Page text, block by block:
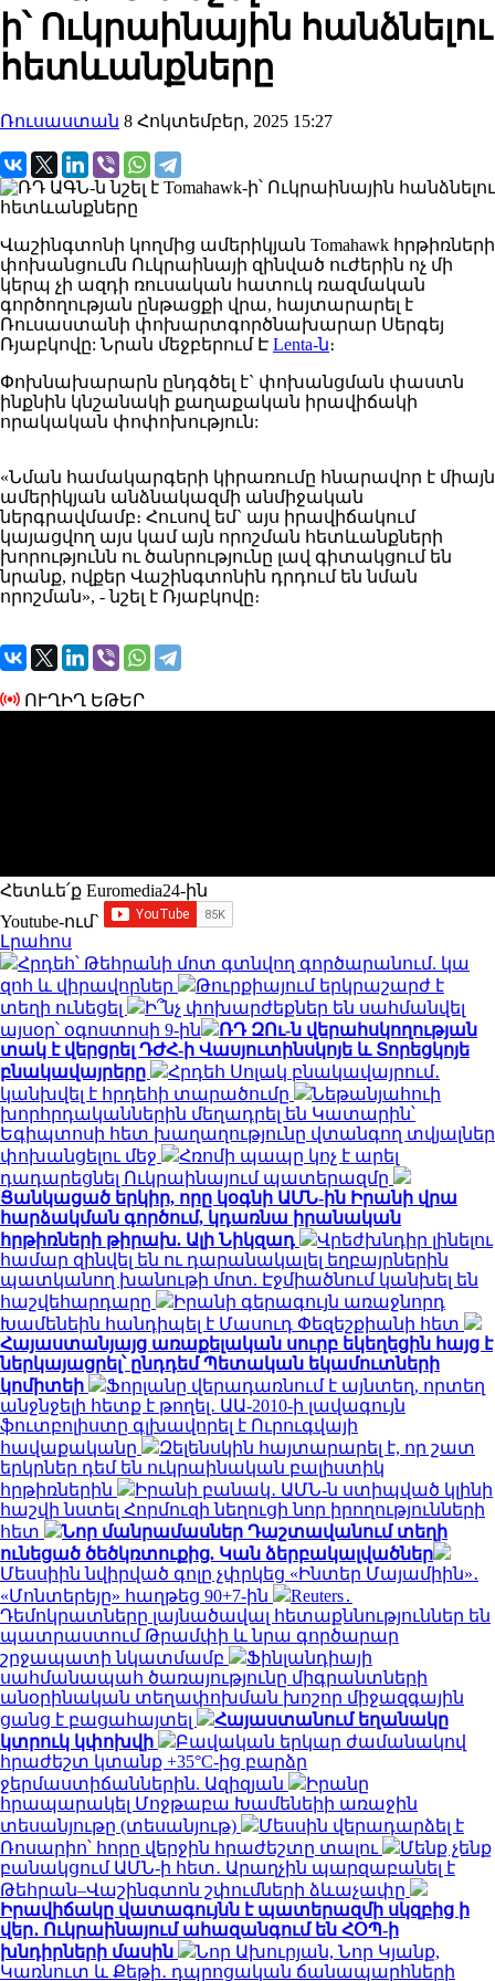
ի՝ Ուկրաինային հանձնելու
հետևանքները
Ռուսաստան 8 Հոկտեմբեր, 2025 15:27
Վաշինգտոնի կողմից ամերիկյան Tomahawk հրթիռների
փոխանցումն Ուկրաինայի զինված ուժերին ոչ մի
կերպ չի ազդի ռուսական հատուկ ռազմական
գործողության ընթացքի վրա, հայտարարել է
Ռուսաստանի փոխարտգործնախարար Սերգեյ
Ռյաբկովը: Նրան մեջբերում Է Lenta-ն։
Փոխնախարարն ընդգծել է` փոխանցման փաստն
ինքնին կնշանակի քաղաքական իրավիճակի
որակական փոփոխություն:
«Նման համակարգերի կիրառումը հնարավոր է միայն
ամերիկյան անձնակազմի անմիջական
ներգրավմամբ։ Հուսով եմ` այս իրավիճակում
կայացվող այս կամ այն որոշման հետևանքների
խորությունն ու ծանրությունը լավ գիտակցում են
նրանք, ովքեր Վաշինգտոնին դրդում են նման
որոշման», - նշել է Ռյաբկովը։
ՈՒՂԻՂ ԵԹԵՐ
Հետևե՛ք Euromedia24-ին
Youtube-ում`
Լրահոս
Հրդեհ՝ Թեհրանի մոտ գտնվող գործարանում. կա
զոհ և վիրավորներ
Թուրքիայում երկրաշարժ է
տեղի ունեցել
Ի՞նչ փոխարժեքներ են սահմանվել
այսօր՝ օգոստոսի 9-ին
ՌԴ ԶՈւ-ն վերահսկողության
տակ է վերցրել ԴԺՀ-ի Վասյուտինսկոյե և Տորեցկոյե
բնակավայրերը
Հրդեհ Սոլակ բնակավայրում․
կանխվել է հրդեհի տարածումը
Նեթանյահուի
խորհրդականներին մեղադրել են Կատարին՝
Եգիպտոսի հետ խաղաղությունը վտանգող տվյալներ
փոխանցելու մեջ
Հռոմի պապը կոչ է արել
դադարեցնել Ուկրաինայում պատերազմը
Ցանկացած երկիր, որը կօգնի ԱՄՆ-ին Իրանի վրա
հարձակման գործում, կդառնա իրանական
հրթիռների թիրախ. Ալի Նիկզադ
Վրեժխնդիր լինելու
համար զինվել են ու դարանակալել եղբայրներին
պատկանող խանութի մոտ. Էջմիածնում կանխել են
հաշվեհարդարը
Իրանի գերագույն առաջնորդ
Խամենեին հանդիպել է Մասուդ Փեզեշքիանի հետ
Հայաստանյայց առաքելական սուրբ եկեղեցին հայց է
ներկայացրել՝ ընդդեմ Պետական եկամուտների
կոմիտեի
Ֆորլանը վերադառնում է այնտեղ, որտեղ
անջնջելի հետք է թողել․ ԱԱ-2010-ի լավագույն
ֆուտբոլիստը գլխավորել է Ուրուգվայի
հավաքականը
Զելենսկին հայտարարել է, որ շատ
երկրներ դեմ են ուկրաինական բալիստիկ
հրթիռներին
Իրանի բանակ․ ԱՄՆ-ն ստիպված կլինի
հաշվի նստել Հորմուզի նեղուցի նոր իրողությունների
հետ
Նոր մանրամասներ Դաշտավանում տեղի
ունեցած ծեծկռտուքից. Կան ձերբակալվածներ
Մեսսիին նվիրված գոլը չփրկեց «Ինտեր Մայամիին»․
«Մոնտերեյը» հաղթեց 90+7-ին
Reuters․
Դեմոկրատները լայնածավալ հետաքննություններ են
պատրաստում Թրամփի և նրա գործարար
շրջապատի նկատմամբ
Ֆինլանդիայի
սահմանապահ ծառայությունը միգրանտների
անօրինական տեղափոխման խոշոր միջազգային
ցանց է բացահայտել
Հայաստանում եղանակը
կտրուկ կփոխվի
Բավական երկար ժամանակով
հրաժեշտ կտանք +35°C-ից բարձր
ջերմաստիճաններին. Ազիզյան
Իրանը
հրապարակել Մոջթաբա Խամենեիի առաջին
տեսանյութը (տեսանյութ)
Մեսսին վերադարձել է
Ռոսարիո՝ հորը վերջին հրաժեշտը տալու
Մենք չենք
բանակցում ԱՄՆ-ի հետ․ Արաղչին պարզաբանել է
Թեհրան–Վաշինգտոն շփումների ձևաչափը
Իրավիճակը վատագույնն է պատերազմի սկզբից ի
վեր․ Ուկրաինայում ահազանգում են ՀՕՊ-ի
խնդիրների մասին
Նոր Ախուրյան, Նոր Կյանք,
Կառնուտ և Քեթի․ դպրոցական ճանապարհների